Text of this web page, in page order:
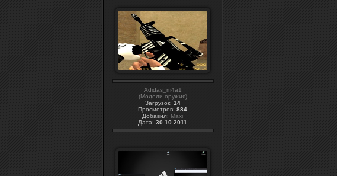
Adidas_m4a1
(Модели оружия)
Загрузок: 14
Просмотров: 884
Добавил: Maxi
Дата: 30.10.2011